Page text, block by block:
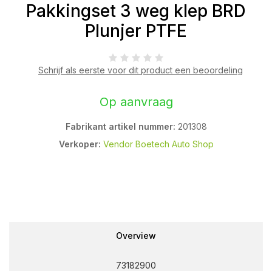
Pakkingset 3 weg klep BRD
Plunjer PTFE
Schrijf als eerste voor dit product een beoordeling
Op aanvraag
Fabrikant artikel nummer: 201308
Verkoper: Vendor Boetech Auto Shop
Overview
73182900